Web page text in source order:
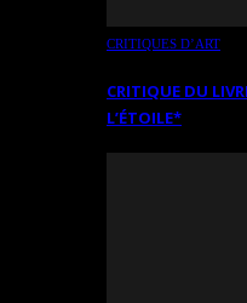
CRITIQUES D’ART
CRITIQUE DU
L’ÉTOILE*